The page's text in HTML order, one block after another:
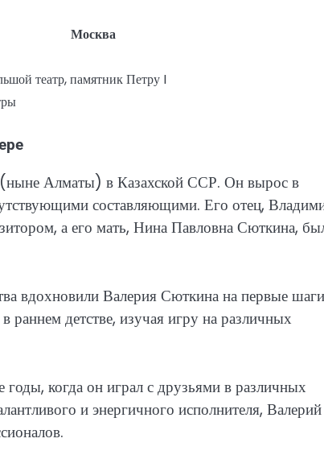
Москва
театр, памятник Петру I
Алматы) в Казахской ССР. Он вырос в
составляющими. Его отец,
а его мать, Нина Павловна Сюткина,
вдохновили Валерия Сюткина на первые
раннем детстве, изучая игру на различных
когда он играл с друзьями в различных
и энергичного исполнителя, Валерий